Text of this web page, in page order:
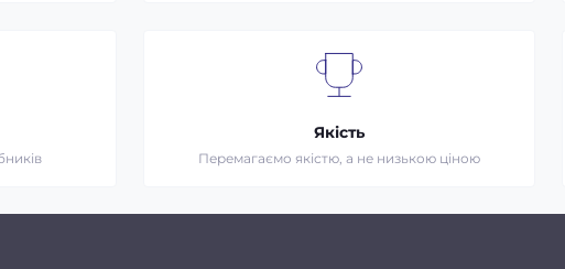
Якість
Перемагаємо якістю, а не низькою ціною